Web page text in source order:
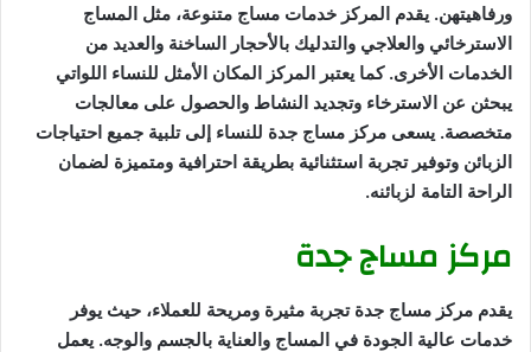
ورفاهيتهن. يقدم المركز خدمات مساج متنوعة، مثل المساج
الاسترخائي والعلاجي والتدليك بالأحجار الساخنة والعديد من
الخدمات الأخرى. كما يعتبر المركز المكان الأمثل للنساء اللواتي
يبحثن عن الاسترخاء وتجديد النشاط والحصول على معالجات
متخصصة. يسعى مركز مساج جدة للنساء إلى تلبية جميع احتياجات
الزبائن وتوفير تجربة استثنائية بطريقة احترافية ومتميزة لضمان
الراحة التامة لزبائنه.
مركز مساج جدة
يقدم مركز مساج جدة تجربة مثيرة ومريحة للعملاء، حيث يوفر
خدمات عالية الجودة في المساج والعناية بالجسم والوجه. يعمل